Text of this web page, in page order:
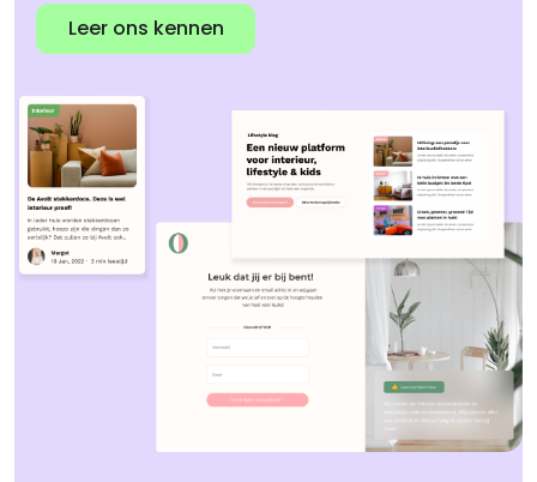
Leer ons kennen